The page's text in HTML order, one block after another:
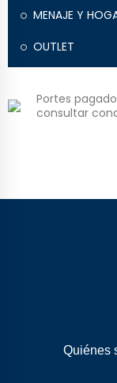
MENAJE Y
OUTLET
Portes
consultar
Quiénes